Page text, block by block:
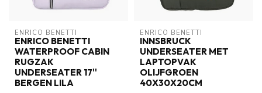
ENRICO BENETTI
ENRICO BENETTI
WATERPROOF CABIN
RUGZAK
UNDERSEATER 17''
BERGEN LILA
ENRICO BENETTI
INNSBRUCK
UNDERSEATER MET
LAPTOPVAK
OLIJFGROEN
40X30X20CM